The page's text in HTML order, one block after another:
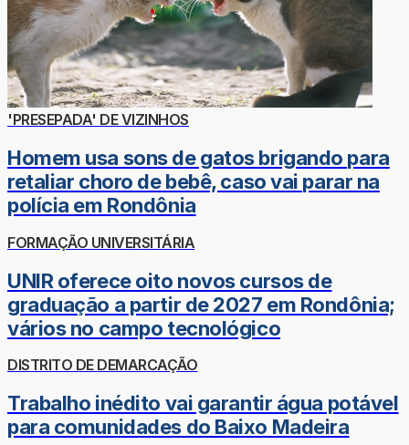
'PRESEPADA' DE VIZINHOS
Homem usa sons de gatos brigando para
retaliar choro de bebê, caso vai parar na
polícia em Rondônia
FORMAÇÃO UNIVERSITÁRIA
UNIR oferece oito novos cursos de
graduação a partir de 2027 em Rondônia;
vários no campo tecnológico
DISTRITO DE DEMARCAÇÃO
Trabalho inédito vai garantir água potável
para comunidades do Baixo Madeira